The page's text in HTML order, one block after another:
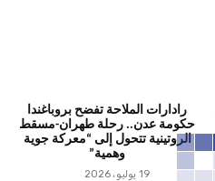
رادارات الملاحة تفضح بروباغندا
حكومة عدن.. رحلة طهران-مسقط
الروتينية تتحول إلى “معركة جوية
وهمية”
19 يوليو، 2026